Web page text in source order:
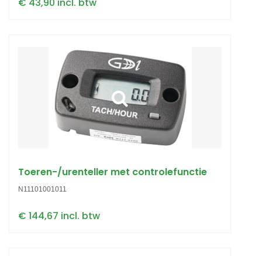
Toeren-/urenteller met controlefunctie
N11101001011
€ 144,67 incl. btw